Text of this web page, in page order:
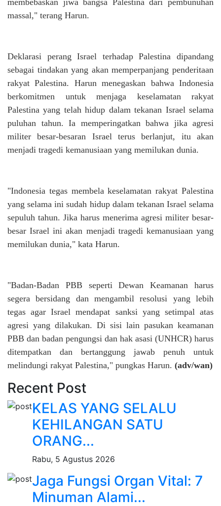
membebaskan jiwa bangsa Palestina dari pembunuhan
massal," terang Harun.
Deklarasi perang Israel terhadap Palestina dipandang
sebagai tindakan yang akan memperpanjang penderitaan
rakyat Palestina. Harun menegaskan bahwa Indonesia
berkomitmen untuk menjaga keselamatan rakyat
Palestina yang telah hidup dalam tekanan Israel selama
puluhan tahun. Ia memperingatkan bahwa jika agresi
militer besar-besaran Israel terus berlanjut, itu akan
menjadi tragedi kemanusiaan yang memilukan dunia.
"Indonesia tegas membela keselamatan rakyat Palestina
yang selama ini sudah hidup dalam tekanan Israel selama
sepuluh tahun. Jika harus menerima agresi militer besar-
besar Israel ini akan menjadi tragedi kemanusiaan yang
memilukan dunia," kata Harun.
"Badan-Badan PBB seperti Dewan Keamanan harus
segera bersidang dan mengambil resolusi yang lebih
tegas agar Israel mendapat sanksi yang setimpal atas
agresi yang dilakukan. Di sisi lain pasukan keamanan
PBB dan badan pengungsi dan hak asasi (UNHCR) harus
ditempatkan dan bertanggung jawab penuh untuk
melindungi rakyat Palestina," pungkas Harun. (adv/wan)
Recent Post
KELAS YANG SELALU
KEHILANGAN SATU
ORANG...
Rabu, 5 Agustus 2026
Jaga Fungsi Organ Vital: 7
Minuman Alami...